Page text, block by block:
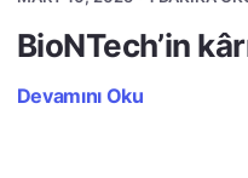
BioNTech’in
Devamını Oku